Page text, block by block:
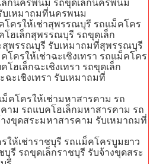
เหมาถมที่นครพนม
ครให้เช่าสุพรรณบุรี รถแม็คโคร
ฮเล็กสุพรรณบุรี รถขุดเล็ก
พรรณบุรี รับเหมาถมที่สุพรรณบุรี
โครให้เช่าฉะเชิงเทรา รถแม็คโคร
โฮเล็กฉะเชิงเทรา รถขุดเล็ก
ฉะเชิงเทรา รับเหมาถมที่
คโครให้เช่ามหาสารคาม รถ
าม รถแบคโฮเล็กมหาสารคาม รถ
งขุดสระมหาสารคาม รับเหมาถมที่
ให้เช่าราชบุรี รถแม็คโครบูมยาว
รี รถขุดเล็กราชบุรี รับจ้างขุดสระ